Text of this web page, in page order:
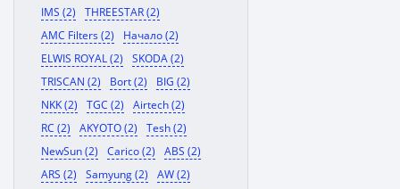
IMS (2)
THREESTAR (2)
AMC Filters (2)
Начало (2)
ELWIS ROYAL (2)
SKODA (2)
TRISCAN (2)
Bort (2)
BIG (2)
NKK (2)
TGC (2)
Airtech (2)
RC (2)
AKYOTO (2)
Tesh (2)
NewSun (2)
Carico (2)
ABS (2)
ARS (2)
Samyung (2)
AW (2)